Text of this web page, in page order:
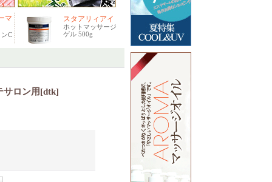
マ
C
スタアリィアイ
ホットマッサージ
ゲル 500g
サロン用[dtk]